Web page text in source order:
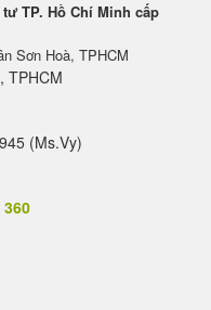
TP. Hồ Chí Minh cấp
Sơn Hoà, TPHCM
TPHCM
(Ms.Vy)